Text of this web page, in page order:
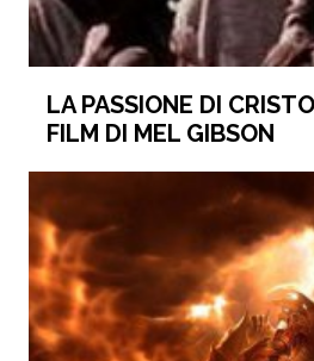
LA PASSIONE DI
FILM DI MEL GIBSON